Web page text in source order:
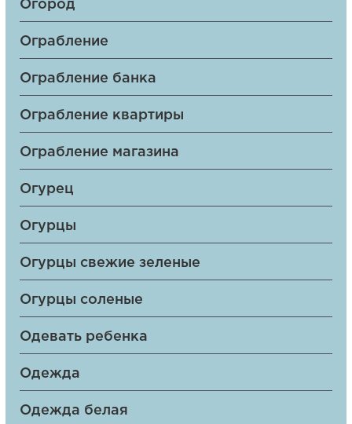
Огород
Ограбление
Ограбление банка
Ограбление квартиры
Ограбление магазина
Огурец
Огурцы
Огурцы свежие зеленые
Огурцы соленые
Одевать ребенка
Одежда
Одежда белая